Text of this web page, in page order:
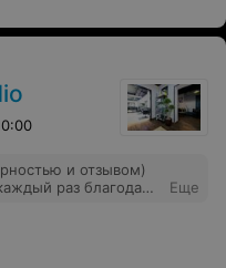
и отзывом)
раз благодаря
в зеркале
пощупать и
Спасибо за ту
Еще